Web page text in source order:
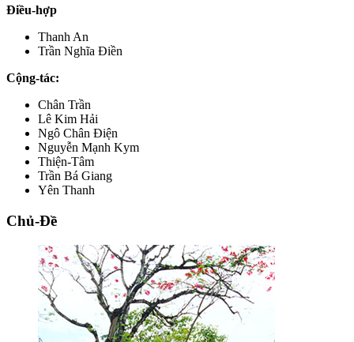
Điều-hợp
Thanh An
Trần Nghĩa Điền
Cộng-tác:
Chân Trần
Lê Kim Hải
Ngô Chân Điện
Nguyễn Mạnh Kym
Thiện-Tâm
Trần Bá Giang
Yên Thanh
Chủ-Đề